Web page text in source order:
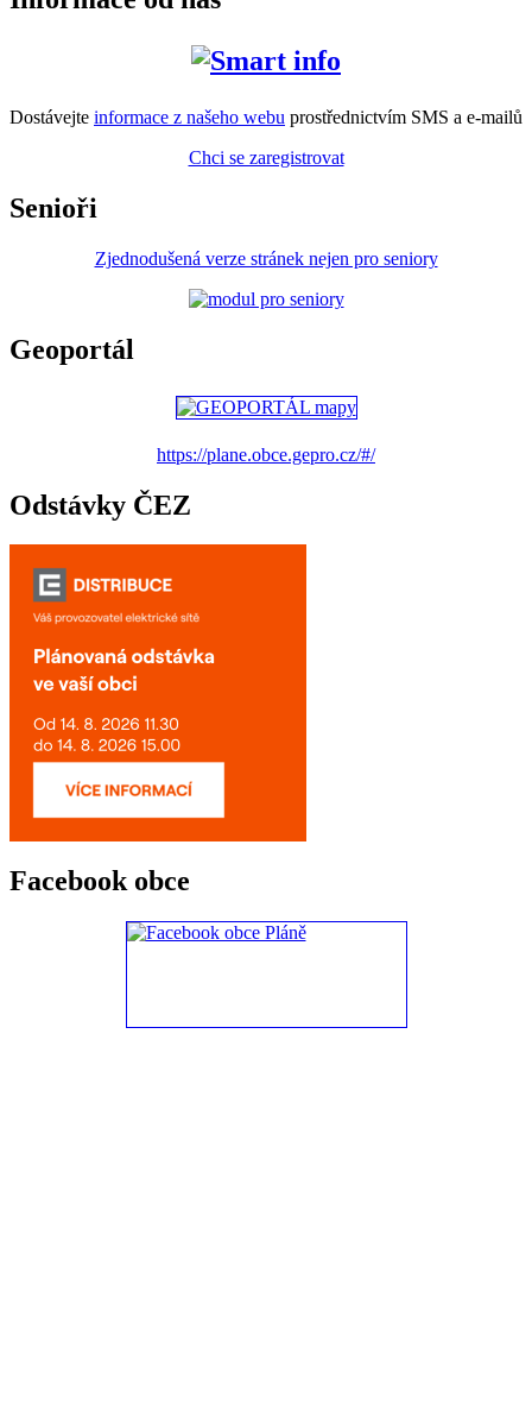
Dostávejte informace z našeho webu prostřednictvím SMS a e-mailů
Chci se zaregistrovat
Senioři
Zjednodušená verze stránek nejen pro seniory
Geoportál
https://plane.obce.gepro.cz/#/
Odstávky ČEZ
Facebook obce